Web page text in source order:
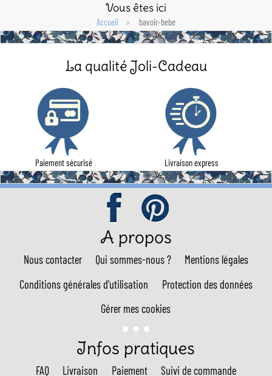
Vous êtes ici
Accueil bavoir-bebe
La qualité Joli-Cadeau
Paiement sécurisé Livraison express
A propos
Nous contacter Qui sommes-nous ?
Mentions légales
Conditions générales d'utilisation
Protection des données
Gérer mes cookies
Infos pratiques
FAQ Livraison Paiement Suivi de commande